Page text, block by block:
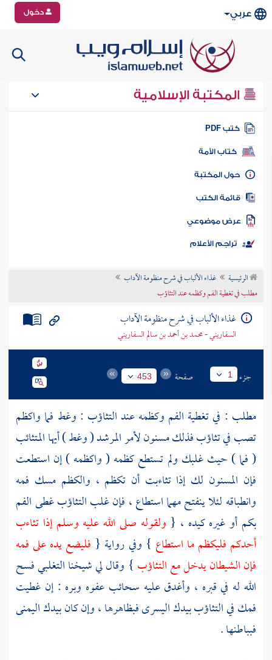
عربي دخول
المكتبة الإسلامية
كتب PDF
كتاب الأمة
المكتبة
الكتب
موضوعي
تراجم الأعلام
الرئيسية
غذاء الألباب في شرح منظومة الآداب
مطلب في تغطية الفم وكظمه عند التثاؤب
غذاء الألباب في شرح منظومة الآداب
السفاريني - محمد بن أحمد بن سالم السفاريني
جزء 1 صفحة 453
مطلب : في تغطية الفم وكظمه عند التثاؤب : وغط فما واكظم
تصب في تثاؤب فذلك مسنون لأمر المرشد ( وغط ) أيها المتثائب
( فما ) حيث غلبك ولم تستطع كظمه ( واكظمه ) إن استطعت
فإن المسنون لك إذا تثاءبت أن تكظم ، والكظم مسك فمه
وانطباقه لئلا ينفتح مهما استطاع ، فإن غلب التثاؤب غطى الفم
بكم أو غيره كيده ، { ولقوله صلى الله عليه وسلم إذا تثاءب
أحدكم فليكظم ما استطاع } وفي رواية { فليضع يده على فمه
فإن الشيطان يدخل مع التثاؤب } وقال لي شيخناالتغلبيفسح
الله له في قبره ، وأغدق عليه سحائب عفوه وبره : إن غطيت
فمك في التثاؤب بيدك اليسرى فبظاهرها ، وإن كان بيدك اليمنى
فبباطنها .